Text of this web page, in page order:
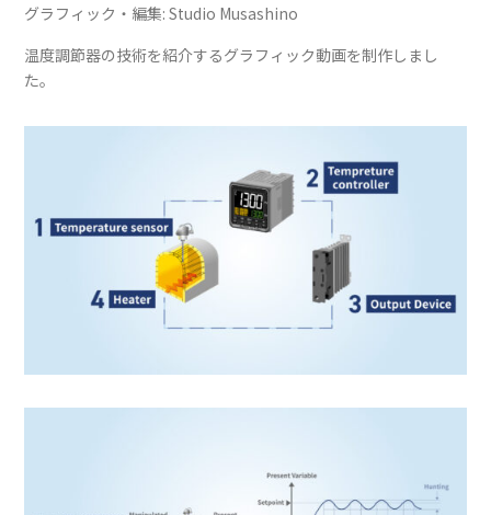
グラフィック・編集: Studio Musashino
温度調節器の技術を紹介するグラフィック動画を制作しまし
た。